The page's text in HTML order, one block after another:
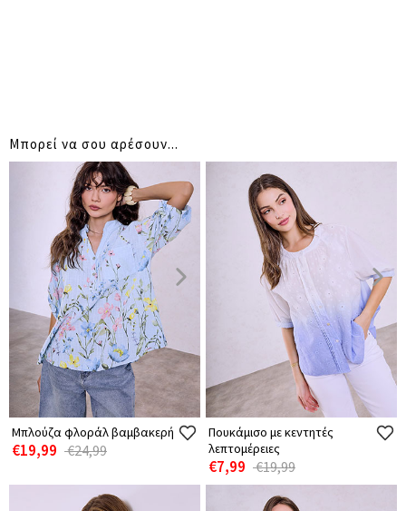
Μπορεί να σου αρέσουν...
Μπλούζα φλοράλ βαμβακερή
€19,99 €24,99
Πουκάμισο με κεντητές
λεπτομέρειες
€7,99 €19,99